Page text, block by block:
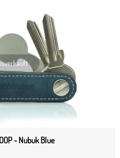
- Nubuk Blue